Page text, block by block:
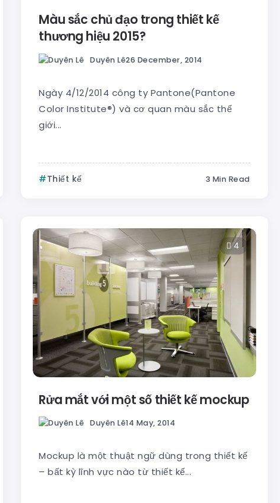
Màu sắc chủ đạo trong thiết kế
thương hiệu 2015?
Duyên Lê26 December, 2014
Ngày 4/12/2014 công ty Pantone(Pantone
Color Institute®) và cơ quan màu sắc thế
giới...
Thiết kế 3 Min Read
4
Rửa mắt với một số thiết kế mockup
Duyên Lê14 May, 2014
Mockup là một thuật ngữ dùng trong thiết kế
– bất kỳ lĩnh vực nào từ thiết kế...